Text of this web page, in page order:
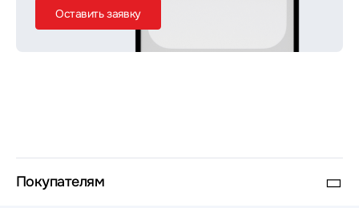
Оставить заявку
Покупателям